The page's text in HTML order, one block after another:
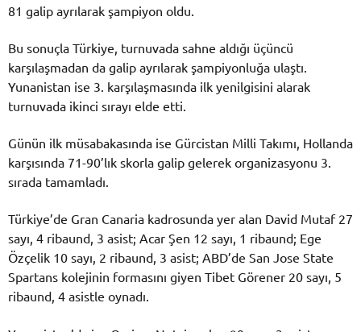
81 galip ayrılarak şampiyon oldu.
Bu sonuçla Türkiye, turnuvada sahne aldığı üçüncü
karşılaşmadan da galip ayrılarak şampiyonluğa ulaştı.
Yunanistan ise 3. karşılaşmasında ilk yenilgisini alarak
turnuvada ikinci sırayı elde etti.
Günün ilk müsabakasında ise Gürcistan Milli Takımı, Hollanda
karşısında 71-90’lık skorla galip gelerek organizasyonu 3.
sırada tamamladı.
Türkiye’de Gran Canaria kadrosunda yer alan David Mutaf 27
sayı, 4 ribaund, 3 asist; Acar Şen 12 sayı, 1 ribaund; Ege
Özçelik 10 sayı, 2 ribaund, 3 asist; ABD’de San Jose State
Spartans kolejinin formasını giyen Tibet Görener 20 sayı, 5
ribaund, 4 asistle oynadı.